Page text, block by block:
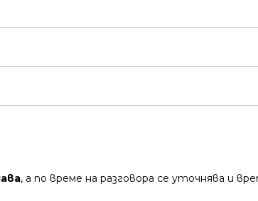
, а по време на разговора се уточнява и